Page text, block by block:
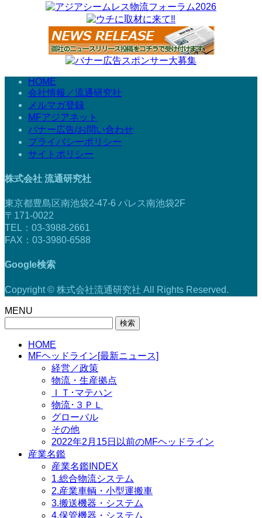
HOME
会社情報／流通研究社
メルマガ登録
MFアジアネット
バナー広告/お問い合わせ
プライバシーポリシー
サイトポリシー
株式会社 流通研究社
東京都豊島区南池袋2-47-6 パレス南池袋2F
〒171-0022
TEL：03-3988-2661
FAX：03-3980-6588
Google検索
Copyright © 株式会社流通研究社 All Rights Reserved.
MENU
HOME
MFヘッドライン[最新ニュース]
経営／政策
物流・生産拠点
ＩＴ･マテハン
物流･３ＰＬ
グローバル
その他
2022年2月15日以前のMFヘッドライン
産業名鑑
産業名鑑INDEX
1.総合物流システム
2.産業車輌・小型運搬車
3.搬送機器・システム
4.保管機器・システム